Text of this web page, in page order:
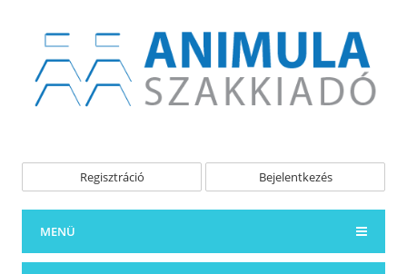
Regisztráció Bejelentkezés
MENÜ